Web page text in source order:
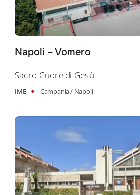
Napoli – Vomero
Sacro Cuore di Gesù
IME • Campania / Napoli